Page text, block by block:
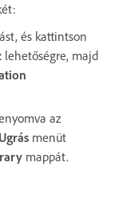
és kattintson
lehetőségre, majd
az
Ugrás menüt
mappát.